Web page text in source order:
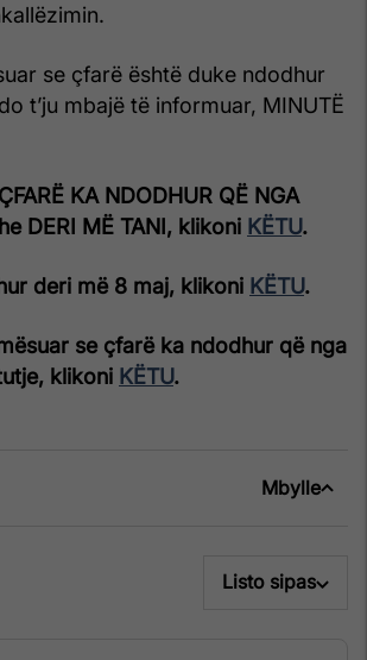
se çfarë është duke ndodhur
t’ju mbajë të informuar, MINUTË
ÇFARË KA NDODHUR QË NGA
DERI MË TANI, klikoni KËTU.
deri më 8 maj, klikoni KËTU.
se çfarë ka ndodhur që nga
klikoni KËTU.
Mbylle
Listo sipas